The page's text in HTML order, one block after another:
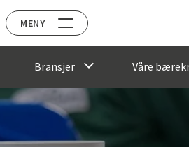
MENY
Bransjer Våre